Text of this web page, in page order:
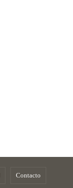
Contacto